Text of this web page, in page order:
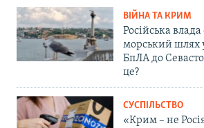
ВІЙНА ТА КРИМ
Російська
морський шлях
БпЛА до
це?
СУСПІЛЬСТВО
«Крим – не